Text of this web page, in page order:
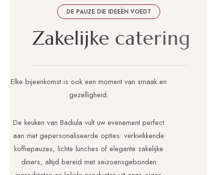
DE PAUZE DIE IDEEËN VOEDT
Zakelijke catering
Elke bijeenkomst is ook een moment van smaak en
gezelligheid.
De keuken van Badiula vult uw evenement perfect
aan met gepersonaliseerde opties: verkwikkende
koffiepauzes, lichte lunches of elegante zakelijke
diners, altijd bereid met seizoensgebonden